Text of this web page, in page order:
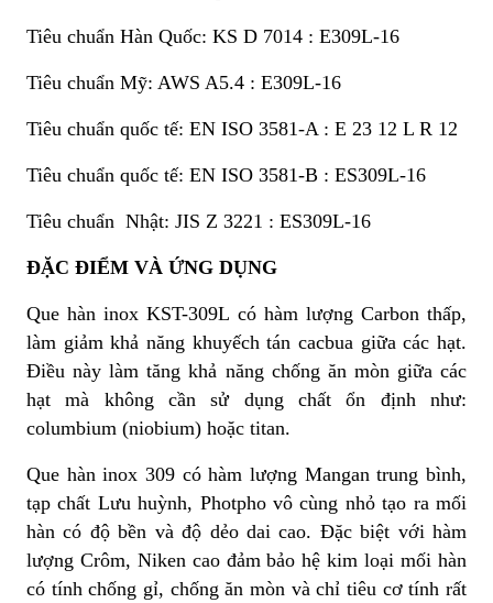
Tiêu chuẩn Hàn Quốc: KS D 7014 : E309L-16
Tiêu chuẩn Mỹ: AWS A5.4 : E309L-16
Tiêu chuẩn quốc tế: EN ISO 3581-A : E 23 12 L R 12
Tiêu chuẩn quốc tế: EN ISO 3581-B : ES309L-16
Tiêu chuẩn Nhật: JIS Z 3221 : ES309L-16
ĐẶC ĐIỂM VÀ ỨNG DỤNG
Que hàn inox KST-309L có hàm lượng Carbon thấp,
làm giảm khả năng khuyếch tán cacbua giữa các hạt.
Điều này làm tăng khả năng chống ăn mòn giữa các
hạt mà không cần sử dụng chất ổn định như:
columbium (niobium) hoặc titan.
Que hàn inox 309 có hàm lượng Mangan trung bình,
tạp chất Lưu huỳnh, Photpho vô cùng nhỏ tạo ra mối
hàn có độ bền và độ dẻo dai cao. Đặc biệt với hàm
lượng Crôm, Niken cao đảm bảo hệ kim loại mối hàn
có tính chống gỉ, chống ăn mòn và chỉ tiêu cơ tính rất